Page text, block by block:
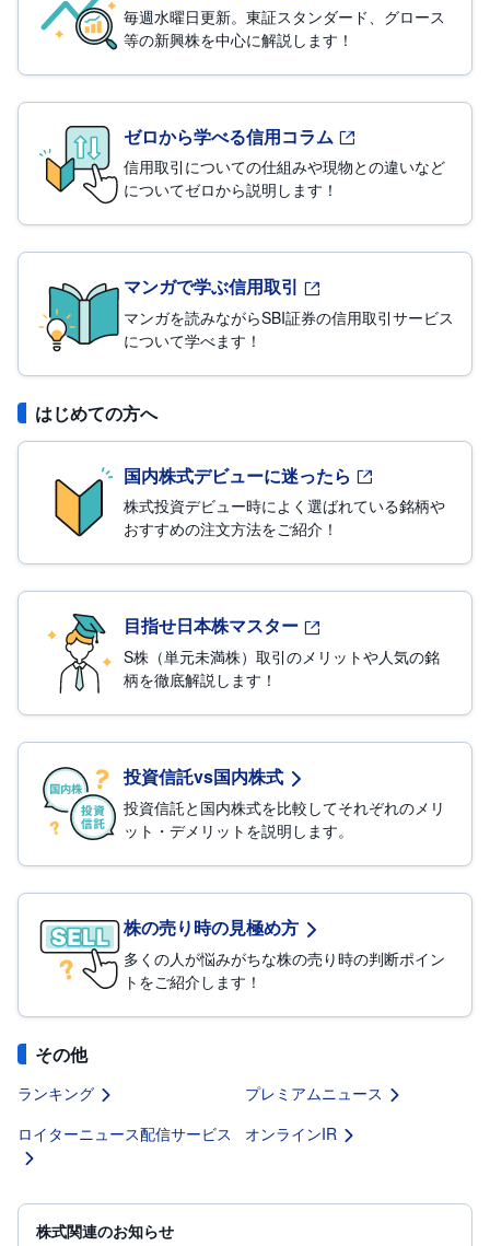
毎週水曜日更新。東証スタンダード、グロース
等の新興株を中心に解説します！
ゼロから学べる信用コラム
信用取引についての仕組みや現物との違いなど
についてゼロから説明します！
マンガで学ぶ信用取引
マンガを読みながらSBI証券の信用取引サービス
について学べます！
はじめての方へ
国内株式デビューに迷ったら
株式投資デビュー時によく選ばれている銘柄や
おすすめの注文方法をご紹介！
目指せ日本株マスター
S株（単元未満株）取引のメリットや人気の銘
柄を徹底解説します！
投資信託vs国内株式
投資信託と国内株式を比較してそれぞれのメリ
ット・デメリットを説明します。
株の売り時の見極め方
多くの人が悩みがちな株の売り時の判断ポイン
トをご紹介します！
その他
ランキング
プレミアムニュース
ロイターニュース配信サービス
オンラインIR
株式関連のお知らせ